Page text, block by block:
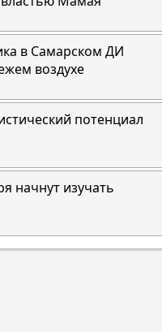
в Самарском ДИ
воздухе
потенциал
начнут изучать